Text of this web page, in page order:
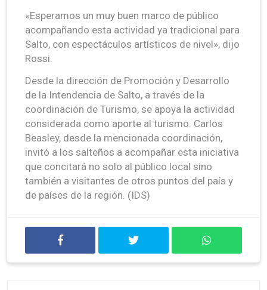
«Esperamos un muy buen marco de público
acompañando esta actividad ya tradicional para
Salto, con espectáculos artísticos de nivel», dijo
Rossi.
Desde la dirección de Promoción y Desarrollo
de la Intendencia de Salto, a través de la
coordinación de Turismo, se apoya la actividad
considerada como aporte al turismo. Carlos
Beasley, desde la mencionada coordinación,
invitó a los salteños a acompañar esta iniciativa
que concitará no solo al público local sino
también a visitantes de otros puntos del país y
de países de la región. (IDS)